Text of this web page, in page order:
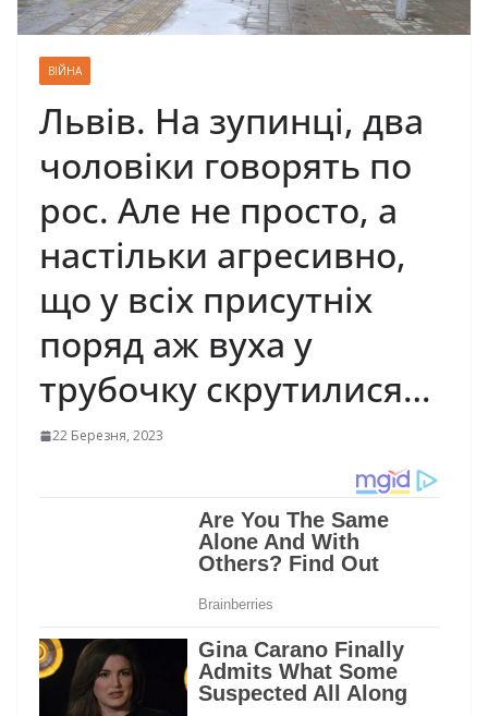
ВІЙНА
Львів. На зупинці, два
чоловіки говорять по
рос. Але не просто, а
настільки агресивно,
що у всіх присутніх
поряд аж вуха у
трубочку скрутилися…
22 Березня, 2023